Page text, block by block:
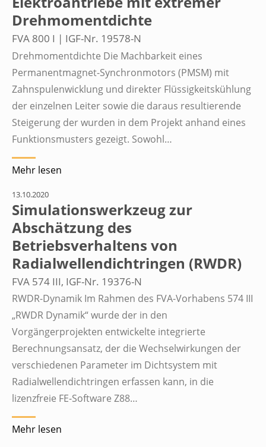
Drehmomentdichte
FVA 800 I | IGF-Nr. 19578-N
Drehmomentdichte Die Machbarkeit eines
Permanentmagnet-Synchronmotors (PMSM) mit
Zahnspulenwicklung und direkter Flüssigkeitskühlung
der einzelnen Leiter sowie die daraus resultierende
Steigerung der wurden in dem Projekt anhand eines
Funktionsmusters gezeigt. Sowohl…
Mehr lesen
13.10.2020
Simulationswerkzeug zur
Abschätzung des
Betriebsverhaltens von
Radialwellendichtringen (RWDR)
FVA 574 III, IGF-Nr. 19376-N
RWDR-Dynamik Im Rahmen des FVA-Vorhabens 574 III
„RWDR Dynamik“ wurde der in den
Vorgängerprojekten entwickelte integrierte
Berechnungsansatz, der die Wechselwirkungen der
verschiedenen Parameter im Dichtsystem mit
Radialwellendichtringen erfassen kann, in die
lizenzfreie FE-Software Z88…
Mehr lesen